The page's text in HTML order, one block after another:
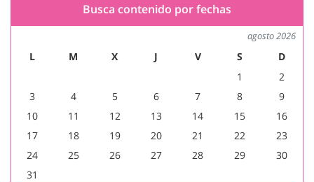
Busca contenido por fechas
agosto 2026
L M X J V S
D
1
2
3
4 5 6 7 8
9
10
11 12 13 14 15
16
17
18 19 20 21 22
23
24
25 26 27 28 29
30
31